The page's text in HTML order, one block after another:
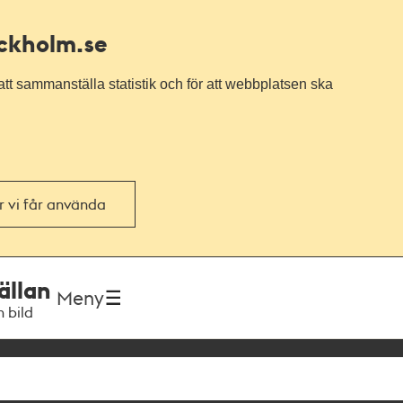
sammanställa statistik och för att webbplatsen ska
vi får använda
bild
Meny